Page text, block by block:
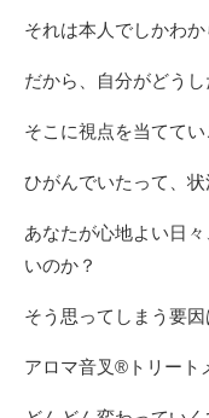
それは本人でしかわか
だから、自分がどう
そこに視点を当ててい
ひがんでいたって、状
あなたが心地よい日
いのか？
そう思ってしまう要因
アロマ音叉®️トリート